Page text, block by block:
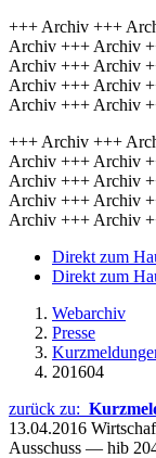
+++ Archiv +++
Archiv +++ Archiv
Archiv +++ Archiv
Archiv +++ Archiv
Archiv +++ Archiv
+++ Archiv +++
Archiv +++ Archiv
Archiv +++ Archiv
Archiv +++ Archiv
Archiv +++ Archiv
Direkt zum
Direkt zum
Webarchiv
Presse
201604
zurück zu:
13.04.2016
Ausschuss — hib